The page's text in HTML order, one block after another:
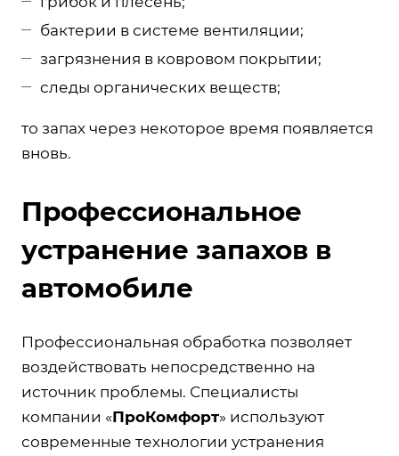
бактерии в системе вентиляции;
загрязнения в ковровом покрытии;
следы органических веществ;
то запах через некоторое время появляется
вновь.
Профессиональное
устранение запахов в
автомобиле
Профессиональная обработка позволяет
воздействовать непосредственно на
источник проблемы. Специалисты
компании «ПроКомфорт» используют
современные технологии устранения